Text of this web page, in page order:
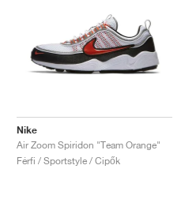
Nike
Air Zoom Spiridon "Team Orange"
Férfi / Sportstyle / Cipők